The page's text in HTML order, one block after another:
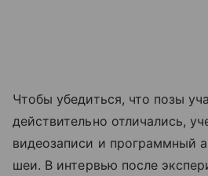
Чтобы убедиться, что позы
действительно отличались,
видеозаписи и программный
шеи. В интервью после